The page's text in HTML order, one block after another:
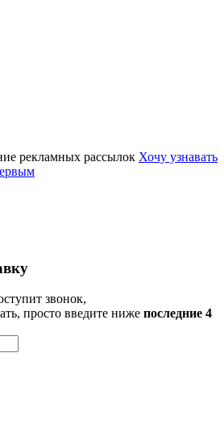
рекламных рассылок Хочу узнавать
звонок,
просто введите ниже последние 4